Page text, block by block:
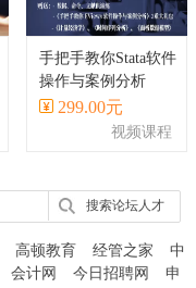
手把手教你Stata软件
操作与案例分析
299.00元
视频课程
搜索论坛人才
高顿教育 经管之家
中
会计网 今日招聘网 申